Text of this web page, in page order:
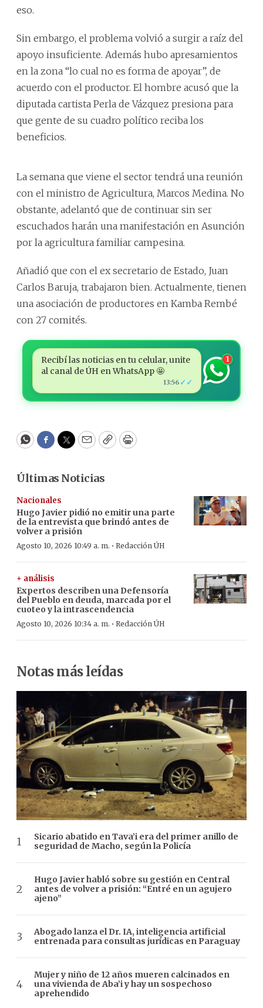
eso.
Sin embargo, el problema volvió a surgir a raíz del
apoyo insuficiente. Además hubo apresamientos
en la zona “lo cual no es forma de apoyar”, de
acuerdo con el productor. El hombre acusó que la
diputada cartista Perla de Vázquez presiona para
que gente de su cuadro político reciba los
beneficios.
La semana que viene el sector tendrá una reunión
con el ministro de Agricultura, Marcos Medina. No
obstante, adelantó que de continuar sin ser
escuchados harán una manifestación en Asunción
por la agricultura familiar campesina.
Añadió que con el ex secretario de Estado, Juan
Carlos Baruja, trabajaron bien. Actualmente, tienen
una asociación de productores en Kamba Rembé
con 27 comités.
Recibí las noticias en tu celular, unite
al canal de ÚH en WhatsApp 🤩
13:56 ✓✓
1
WhatsApp
Facebook
Twitter
EmailCopyPrint
Últimas Noticias
Nacionales
Hugo Javier pidió no emitir una parte
de la entrevista que brindó antes de
volver a prisión
Agosto 10, 2026 10:49 a. m. · Redacción ÚH
+ análisis
Expertos describen una Defensoría
del Pueblo en deuda, marcada por el
cuoteo y la intrascendencia
Agosto 10, 2026 10:34 a. m. · Redacción ÚH
Notas más leídas
Sicario abatido en Tava’i era del primer anillo de
seguridad de Macho, según la Policía
Hugo Javier habló sobre su gestión en Central
antes de volver a prisión: “Entré en un agujero
ajeno”
Abogado lanza el Dr. IA, inteligencia artificial
entrenada para consultas jurídicas en Paraguay
Mujer y niño de 12 años mueren calcinados en
una vivienda de Aba’i y hay un sospechoso
aprehendido